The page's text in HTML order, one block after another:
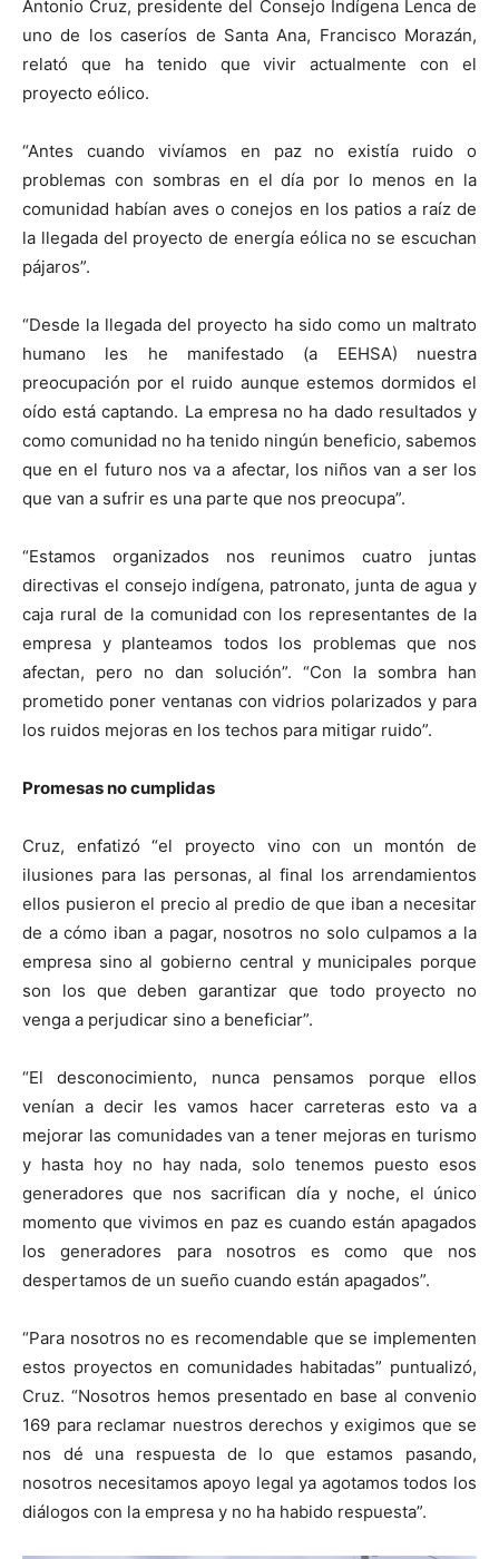
Antonio Cruz, presidente del Consejo Indígena Lenca de
uno de los caseríos de Santa Ana, Francisco Morazán,
relató que ha tenido que vivir actualmente con el
proyecto eólico.
“Antes cuando vivíamos en paz no existía ruido o
problemas con sombras en el día por lo menos en la
comunidad habían aves o conejos en los patios a raíz de
la llegada del proyecto de energía eólica no se escuchan
pájaros”.
“Desde la llegada del proyecto ha sido como un maltrato
humano les he manifestado (a EEHSA) nuestra
preocupación por el ruido aunque estemos dormidos el
oído está captando. La empresa no ha dado resultados y
como comunidad no ha tenido ningún beneficio, sabemos
que en el futuro nos va a afectar, los niños van a ser los
que van a sufrir es una parte que nos preocupa”.
“Estamos organizados nos reunimos cuatro juntas
directivas el consejo indígena, patronato, junta de agua y
caja rural de la comunidad con los representantes de la
empresa y planteamos todos los problemas que nos
afectan, pero no dan solución”. “Con la sombra han
prometido poner ventanas con vidrios polarizados y para
los ruidos mejoras en los techos para mitigar ruido”.
Promesas no cumplidas
Cruz, enfatizó “el proyecto vino con un montón de
ilusiones para las personas, al final los arrendamientos
ellos pusieron el precio al predio de que iban a necesitar
de a cómo iban a pagar, nosotros no solo culpamos a la
empresa sino al gobierno central y municipales porque
son los que deben garantizar que todo proyecto no
venga a perjudicar sino a beneficiar”.
“El desconocimiento, nunca pensamos porque ellos
venían a decir les vamos hacer carreteras esto va a
mejorar las comunidades van a tener mejoras en turismo
y hasta hoy no hay nada, solo tenemos puesto esos
generadores que nos sacrifican día y noche, el único
momento que vivimos en paz es cuando están apagados
los generadores para nosotros es como que nos
despertamos de un sueño cuando están apagados”.
“Para nosotros no es recomendable que se implementen
estos proyectos en comunidades habitadas” puntualizó,
Cruz. “Nosotros hemos presentado en base al convenio
169 para reclamar nuestros derechos y exigimos que se
nos dé una respuesta de lo que estamos pasando,
nosotros necesitamos apoyo legal ya agotamos todos los
diálogos con la empresa y no ha habido respuesta”.